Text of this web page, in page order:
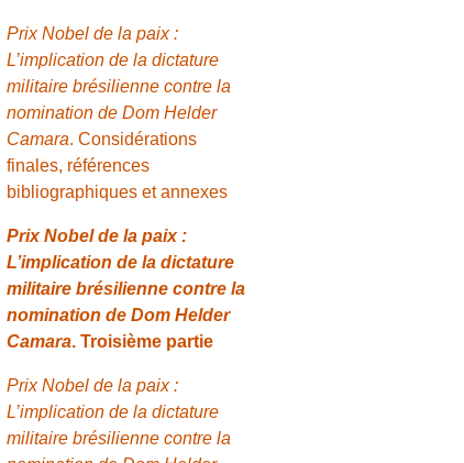
Prix Nobel de la paix :
L’implication de la dictature
militaire brésilienne contre la
nomination de Dom Helder
Camara. Considérations
finales, références
bibliographiques et annexes
Prix Nobel de la paix :
L’implication de la dictature
militaire brésilienne contre la
nomination de Dom Helder
Camara. Troisième partie
Prix Nobel de la paix :
L’implication de la dictature
militaire brésilienne contre la